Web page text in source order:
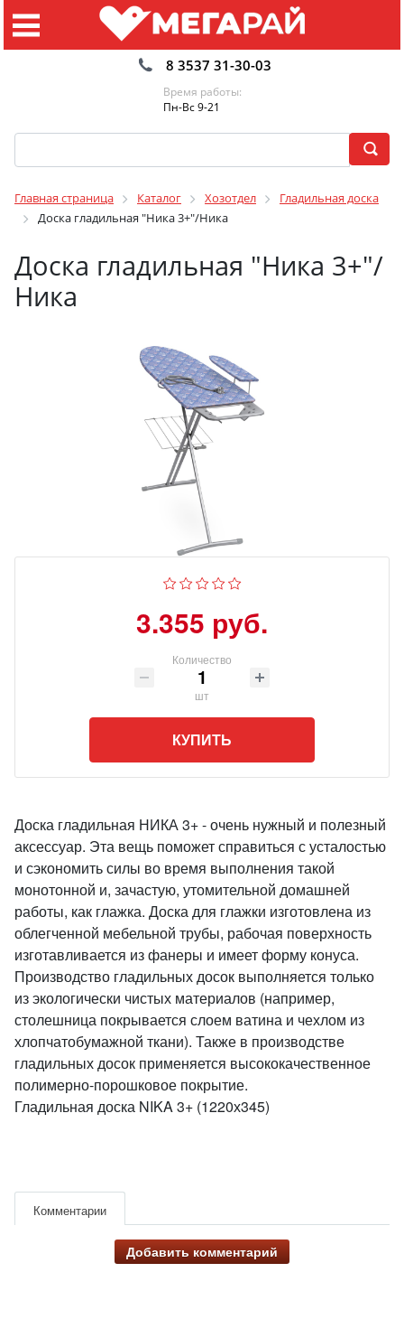
8 3537 31-30-03
Время работы:
Пн-Вс 9-21
Главная страница Каталог Хозотдел
Гладильная доска
Доска гладильная "Ника 3+"/Ника
Доска гладильная "Ника 3+"/
Ника
3.355 руб.
Количество
шт
КУПИТЬ
Доска гладильная НИКА 3+ - очень нужный и полезный
аксессуар. Эта вещь поможет справиться с усталостью
и сэкономить силы во время выполнения такой
монотонной и, зачастую, утомительной домашней
работы, как глажка. Доска для глажки изготовлена из
облегченной мебельной трубы, рабочая поверхность
изготавливается из фанеры и имеет форму конуса.
Производство гладильных досок выполняется только
из экологически чистых материалов (например,
столешница покрывается слоем ватина и чехлом из
хлопчатобумажной ткани). Также в производстве
гладильных досок применяется высококачественное
полимерно-порошковое покрытие.
Гладильная доска NIKA 3+ (1220х345)
Комментарии
Добавить комментарий